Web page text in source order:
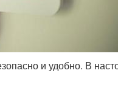
и удобно. В